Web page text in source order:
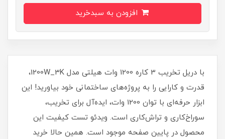
با دریل تخریب 3 کاره 1200 وات هیلتی مدل 1200W_3K،
قدرت و کارایی را به پروژه‌های ساختمانی خود بیاورید! این
ابزار حرفه‌ای با توان 1200 وات، ایده‌آل برای تخریب،
سوراخ‌کاری و تراش‌کاری است. ویدئو تست کیفیت این
محصول در پایین صفحه موجود است. همین حالا خرید